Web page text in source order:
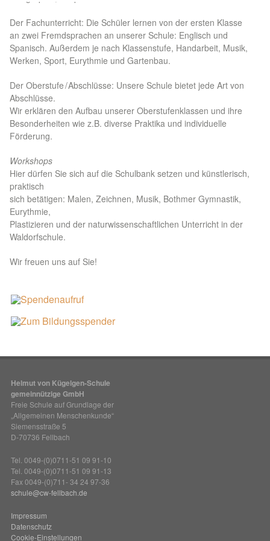
Der Fachunterricht: Die Schüler lernen von der ersten Klasse
an zwei Fremdsprachen an unserer Schule: Englisch und
Spanisch. Außerdem je nach Klassenstufe, Handarbeit, Musik,
Werken, Sport, Eurythmie und Gartenbau.
Der Oberstufe / Abschlüsse: Unsere Schule bietet jede Art von
Abschlüsse.
Wir erklären den Aufbau unserer Oberstufenklassen und ihre
Besonderheiten wie z.B. diverse Praktika und individuelle
Förderung.
Workshops
Hier dürfen Sie sich auf die Schulbank setzen und künstlerisch,
praktisch
sich betätigen: Malen, Zeichnen, Musik, Bothmer Gymnastik,
Eurythmie,
Plastizieren und der naturwissenschaftlichen Unterricht in der
Waldorfschule.
Wir freuen uns auf Sie!
Helmut von Kügelgen-Schule
gemeinnützige GmbH
Freie Schule auf Grundlage der
„Allgemeinen Menschenkunde“
Siemensstraße 5
D-70736 Fellbach
Tel. 0049-(0)0711-51 09 91-10
Tel. 0049-(0)0711-51 09 91-13
Fax 0049-(0)711- 34 24 97-36
schule@cw-fellbach.de
Impressum
Datenschutz
Cookie-Einstellungen